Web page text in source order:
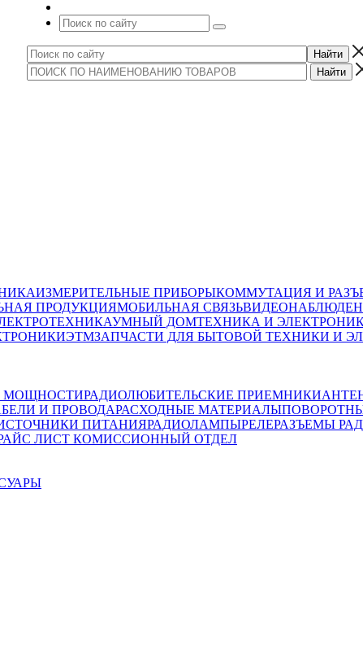
ИЗМЕРИТЕЛЬНЫЕ ПРИБОРЫКОММУТАЦИЯ И
ПРОДУКЦИЯМОБИЛЬНАЯ СВЯЗЬ
УМНЫЙ ДОМТЕХНИКА И
ЭТМЗАПЧАСТИ ДЛЯ БЫТОВОЙ ТЕХНИКИ И
МОЩНОСТИРАДИОЛЮБИТЕЛЬСКИЕ ПРИЕМНИКИ
И ПРОВОДАРАСХОДНЫЕ МАТЕРИАЛЫ
ПИТАНИЯРАДИОЛАМПЫРЕЛЕРАЗЪЕМЫ
ЛИСТ КОМИССИОННЫЙ ОТДЕЛ